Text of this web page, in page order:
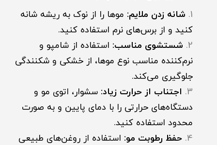
شانه زدن ملایم: موها را از نوک به ریشه شانه
کنید و از برس‌های نرم استفاده کنید.
شستشوی مناسب: استفاده از شامپو و
نرم‌کننده مناسب نوع موها، از خشکی و شکنندگی
جلوگیری می‌کند.
اجتناب از حرارت زیاد: سشوار، اتوی مو و
دستگاه‌های حرارتی را با دمای پایین و به صورت
محدود استفاده کنید.
حفظ رطوبت مو: استفاده از روغن‌های طبیعی